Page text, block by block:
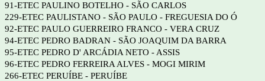
91-ETEC PAULINO BOTELHO - SÃO CARLOS
229-ETEC PAULISTANO - SÃO PAULO - FREGUESIA DO Ó
92-ETEC PAULO GUERREIRO FRANCO - VERA CRUZ
94-ETEC PEDRO BADRAN - SÃO JOAQUIM DA BARRA
95-ETEC PEDRO D' ARCÁDIA NETO - ASSIS
96-ETEC PEDRO FERREIRA ALVES - MOGI MIRIM
266-ETEC PERUÍBE - PERUÍBE